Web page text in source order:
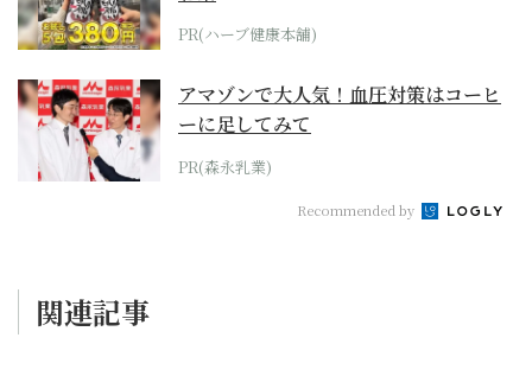
PR(ハーブ健康本舗)
アマゾンで大人気！血圧対策はコーヒ
ーに足してみて
PR(森永乳業)
Recommended by
関連記事